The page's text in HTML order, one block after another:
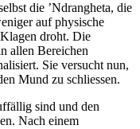
die ’Ndrangheta, die
auf physische
droht. Die
allen Bereichen
Sie versucht nun,
Mund zu schliessen.
sind und den
Nach einem